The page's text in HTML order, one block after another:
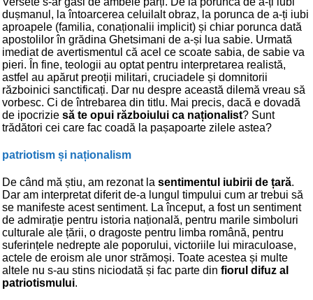
dușmanul, la întoarcerea celuilalt obraz, la porunca de a-ți iubi
aproapele (familia, conaționalii implicit) și chiar porunca dată
apostolilor în grădina Ghetsimani de a-și lua sabie. Urmată
imediat de avertismentul că acel ce scoate sabia, de sabie va
pieri. În fine, teologii au optat pentru interpretarea realistă,
astfel au apărut preoții militari, cruciadele și domnitorii
războinici sanctificați. Dar nu despre această dilemă vreau să
vorbesc. Ci de întrebarea din titlu. Mai precis, dacă e dovadă
de ipocrizie să te opui războiului ca naționalist? Sunt
trădători cei care fac coadă la pașapoarte zilele astea?
patriotism și naționalism
De când mă știu, am rezonat la sentimentul iubirii de țară.
Dar am interpretat diferit de-a lungul timpului cum ar trebui să
se manifeste acest sentiment. La început, a fost un sentiment
de admirație pentru istoria națională, pentru marile simboluri
culturale ale țării, o dragoste pentru limba română, pentru
suferințele nedrepte ale poporului, victoriile lui miraculoase,
actele de eroism ale unor strămoși. Toate acestea și multe
altele nu s-au stins niciodată și fac parte din fiorul difuz al
patriotismului.